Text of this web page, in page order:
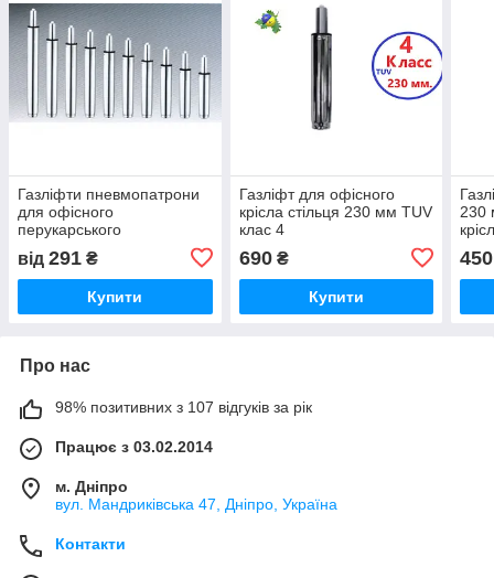
Газліфти пневмопатрони
для офісного
перукарського
стільця
від 291 ₴
Купити
Газліфт для офісного
крісла стільця 230 мм TUV
клас 4
690₴
Купити
230
450
Про нас
98% позитивних з 107 відгуків за рік
Працює з 03.02.2014
м. Дніпро
вул. Мандриківська 47, Дніпро, Україна
Контакти